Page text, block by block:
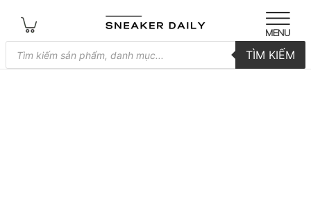
Tìm
kiếm
sản
TÌM KIẾM